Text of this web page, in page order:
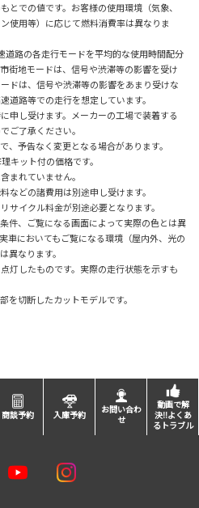
での値です。お客様の使用環境（気象、
使用等）に応じて燃料消費率は異なりま
路の各走行モードを平均的な使用時間配分
街地モードは、信号や渋滞等の影響を受け
ドは、信号や渋滞等の影響をあまり受けな
道路等での走行を想定しています。
申し受けます。メーカーの工場で装着する
ご了承ください。
予告なく変更となる場合があります。
キット付の価格です。
まれていません。
どの諸費用は別途申し受けます。
イクル料金が別途必要となります。
件、ご覧になる画面によって実際の色とは異
車においてもご覧になる環境（屋内外、光の
異なります。
灯したものです。実際の走行状態を示すも
切断したカットモデルです。
商談予約 入庫予約
お問い合わ
せ
動画で解
決‼よくあ
るトラブル